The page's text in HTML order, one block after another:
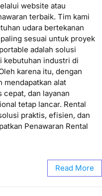
website atau
terbaik. Tim kami
udara bertekanan
sesuai untuk proyek
adalah solusi
kebutuhan industri di
karena itu, dengan
mendapatkan alat
dan layanan
tetap lancar. Rental
praktis, efisien, dan
Penawaran Rental
Read More